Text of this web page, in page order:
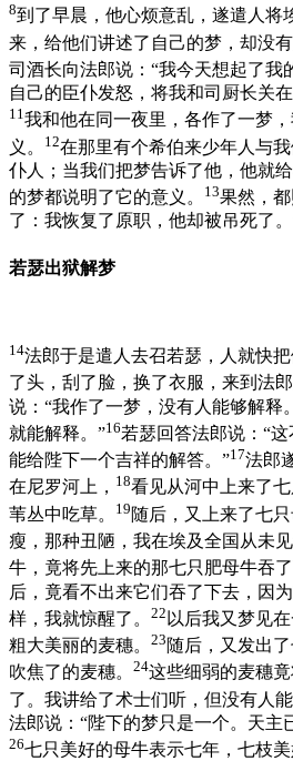
8到了早晨，他心烦意乱，遂遣人将
来，给他们讲述了自己的梦，却没有
司酒长向法郎说：“我今天想起了我
自己的臣仆发怒，将我和司厨长关
11我和他在同一夜里，各作了一梦
义。
12在那里有个希伯来少年人与
仆人；当我们把梦告诉了他，他就
的梦都说明了它的意义。
13果然，
了：我恢复了原职，他却被吊死了
若瑟出狱解梦
14法郎于是遣人去召若瑟，人就快
了头，刮了脸，换了衣服，来到法郎
说：“我作了一梦，没有人能够解释
就能解释。”16若瑟回答法郎说：“
能给陛下一个吉祥的解答。”17法郎
在尼罗河上， 18看见从河中上来了
苇丛中吃草。
19 随后，又上来了七
瘦，那种丑陋，我在埃及全国从未见
牛，竟将先上来的那七只肥母牛吞了
后，竟看不出来它们吞了下去，因
样，我就惊醒了。 22 以后我又梦见
粗大美丽的麦穗。 23 随后，又发出
吹焦了的麦穗。 24这些细弱的麦穗
了。我讲给了术士们听，但没有人
法郎说：“陛下的梦只是一个。天主
26七只美好的母牛表示七年，七枝